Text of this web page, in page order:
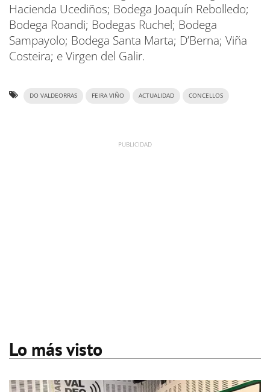
Hacienda Ucediños; Bodega Joaquín Rebolledo;
Bodega Roandi; Bodegas Ruchel; Bodega
Sampayolo; Bodega Santa Marta; D’Berna; Viña
Costeira; e Virgen del Galir.
DO VALDEORRAS FEIRA VIÑO ACTUALIDAD CONCELLOS
Lo más visto